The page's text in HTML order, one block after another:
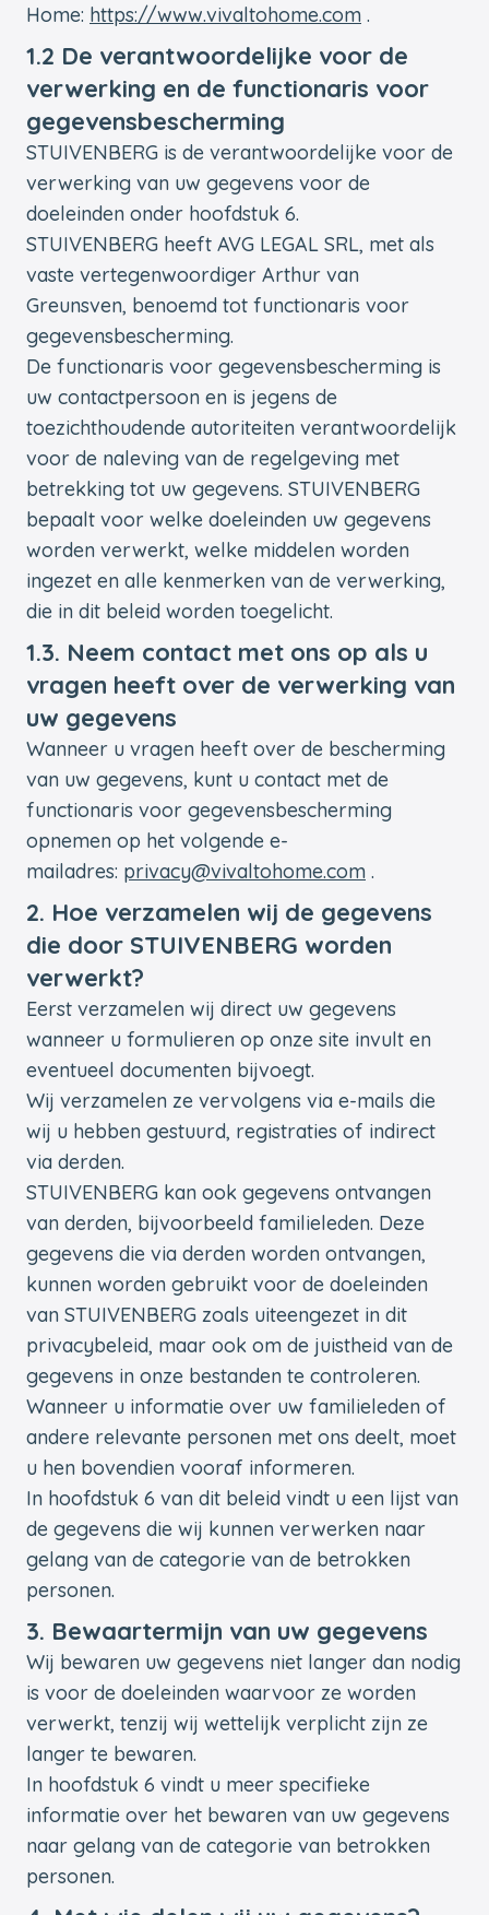
Home: https://www.vivaltohome.com .
1.2 De verantwoordelijke voor de
verwerking en de functionaris voor
gegevensbescherming
STUIVENBERG is de verantwoordelijke voor de
verwerking van uw gegevens voor de
doeleinden onder hoofdstuk 6.
STUIVENBERG heeft AVG LEGAL SRL, met als
vaste vertegenwoordiger Arthur van
Greunsven, benoemd tot functionaris voor
gegevensbescherming.
De functionaris voor gegevensbescherming is
uw contactpersoon en is jegens de
toezichthoudende autoriteiten verantwoordelijk
voor de naleving van de regelgeving met
betrekking tot uw gegevens. STUIVENBERG
bepaalt voor welke doeleinden uw gegevens
worden verwerkt, welke middelen worden
ingezet en alle kenmerken van de verwerking,
die in dit beleid worden toegelicht.
1.3. Neem contact met ons op als u
vragen heeft over de verwerking van
uw gegevens
Wanneer u vragen heeft over de bescherming
van uw gegevens, kunt u contact met de
functionaris voor gegevensbescherming
opnemen op het volgende e-
mailadres: privacy@vivaltohome.com .
2. Hoe verzamelen wij de gegevens
die door STUIVENBERG worden
verwerkt?
Eerst verzamelen wij direct uw gegevens
wanneer u formulieren op onze site invult en
eventueel documenten bijvoegt.
Wij verzamelen ze vervolgens via e-mails die
wij u hebben gestuurd, registraties of indirect
via derden.
STUIVENBERG kan ook gegevens ontvangen
van derden, bijvoorbeeld familieleden. Deze
gegevens die via derden worden ontvangen,
kunnen worden gebruikt voor de doeleinden
van STUIVENBERG zoals uiteengezet in dit
privacybeleid, maar ook om de juistheid van de
gegevens in onze bestanden te controleren.
Wanneer u informatie over uw familieleden of
andere relevante personen met ons deelt, moet
u hen bovendien vooraf informeren.
In hoofdstuk 6 van dit beleid vindt u een lijst van
de gegevens die wij kunnen verwerken naar
gelang van de categorie van de betrokken
personen.
3. Bewaartermijn van uw gegevens
Wij bewaren uw gegevens niet langer dan nodig
is voor de doeleinden waarvoor ze worden
verwerkt, tenzij wij wettelijk verplicht zijn ze
langer te bewaren.
In hoofdstuk 6 vindt u meer specifieke
informatie over het bewaren van uw gegevens
naar gelang van de categorie van betrokken
personen.